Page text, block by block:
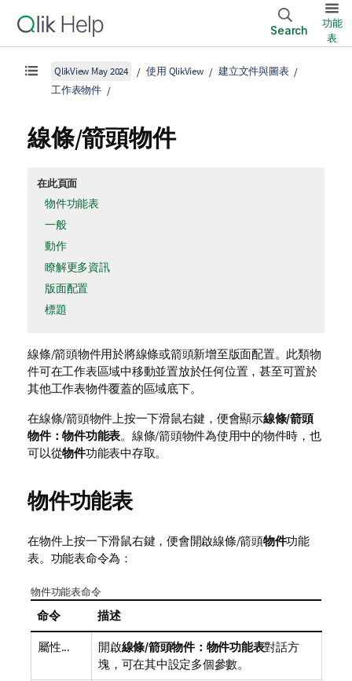
Search
功能
表
QlikView May 2024 使用 QlikView
建立文件與圖表
工作表物件
線條/箭頭物件
在此頁面
物件功能表
一般
動作
瞭解更多資訊
版面配置
標題
線條/箭頭物件用於將線條或箭頭新增至版面配置。此類物
件可在工作表區域中移動並置放於任何位置，甚至可置於
其他工作表物件覆蓋的區域底下。
在線條/箭頭物件上按一下滑鼠右鍵，便會顯示線條/箭頭
物件：物件功能表。線條/箭頭物件為使用中的物件時，也
可以從物件功能表中存取。
物件功能表
在物件上按一下滑鼠右鍵，便會開啟線條/箭頭物件功能
表。功能表命令為：
物件功能表命令
命令 描述
屬性... 開啟線條/箭頭物件：物件功能表對話方
塊，可在其中設定多個參數。